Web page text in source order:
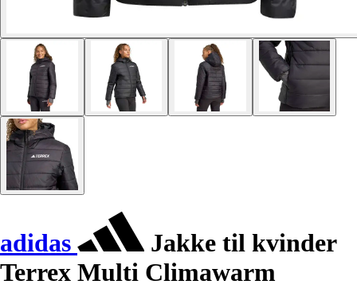
adidas
Jakke til kvinder
Terrex Multi Climawarm